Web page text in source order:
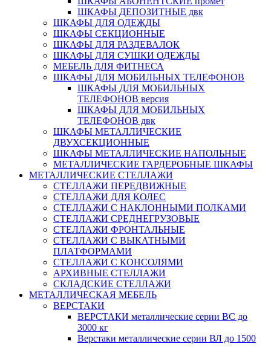
ШКАФЫ ДЕПОЗИТНЫЕ двк
ШКАФЫ ДЛЯ ОДЕЖДЫ
ШКАФЫ СЕКЦИОННЫЕ
ШКАФЫ ДЛЯ РАЗДЕВАЛОК
ШКАФЫ ДЛЯ СУШКИ ОДЕЖДЫ
МЕБЕЛЬ ДЛЯ ФИТНЕСА
ШКАФЫ ДЛЯ МОБИЛЬНЫХ ТЕЛЕФОНОВ
ШКАФЫ ДЛЯ МОБИЛЬНЫХ
ТЕЛЕФОНОВ версия
ШКАФЫ ДЛЯ МОБИЛЬНЫХ
ТЕЛЕФОНОВ двк
ШКАФЫ МЕТАЛЛИЧЕСКИЕ
ДВУХСЕКЦИОННЫЕ
ШКАФЫ МЕТАЛЛИЧЕСКИЕ НАПОЛЬНЫЕ
МЕТАЛЛИЧЕСКИЕ ГАРДЕРОБНЫЕ ШКАФЫ
МЕТАЛЛИЧЕСКИЕ СТЕЛЛАЖИ
СТЕЛЛАЖИ ПЕРЕДВИЖНЫЕ
СТЕЛЛАЖИ ДЛЯ КОЛЕС
СТЕЛЛАЖИ С НАКЛОННЫМИ ПОЛКАМИ
СТЕЛЛАЖИ СРЕДНЕГРУЗОВЫЕ
СТЕЛЛАЖИ ФРОНТАЛЬНЫЕ
СТЕЛЛАЖИ С ВЫКАТНЫМИ
ПЛАТФОРМАМИ
СТЕЛЛАЖИ С КОНСОЛЯМИ
АРХИВНЫЕ СТЕЛЛАЖИ
СКЛАДСКИЕ СТЕЛЛАЖИ
МЕТАЛЛИЧЕСКАЯ МЕБЕЛЬ
ВЕРСТАКИ
ВЕРСТАКИ металлические серии ВС до
3000 кг
Верстаки металлические серии ВЛ до 1500